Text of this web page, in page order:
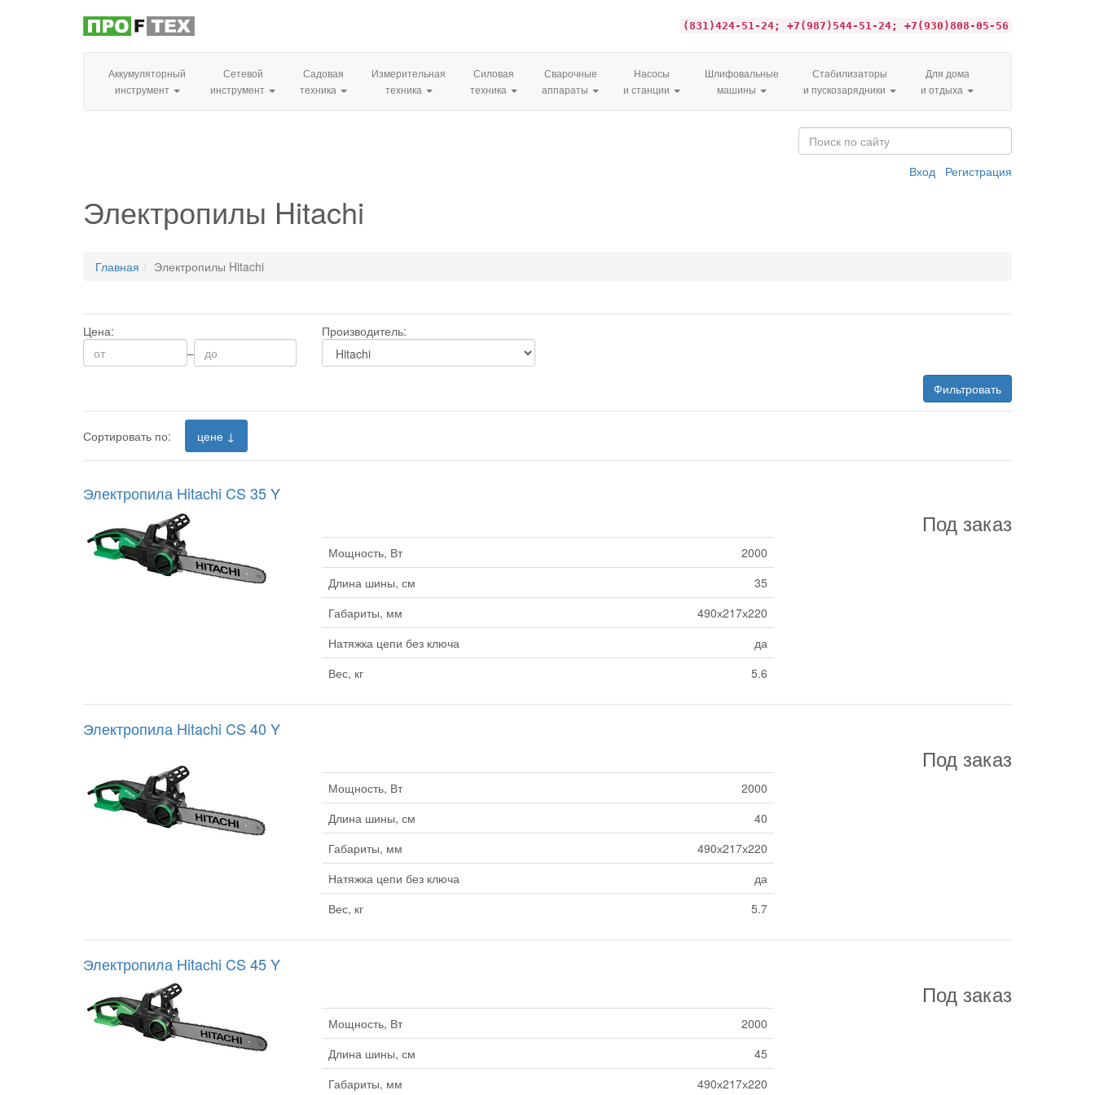
(831)424-51-24; +7(987)544-51-24; +7(930)808-05-56
Аккумуляторный
инструмент
Сетевой
инструмент
Садовая
техника
Измерительная
техника
Силовая
техника
Сварочные
аппараты
Насосы
и станции
Шлифовальные
машины
Стабилизаторы
и пускозарядники
Для дома
и отдыха
Вход Регистрация
Электропилы Hitachi
Главная Электропилы Hitachi
Цена:
–
Производитель:
Фильтровать
Сортировать по: цене ↓
Электропила Hitachi CS 35 Y
Под заказ
Мощность, Вт
2000
Длина шины, см
35
Габариты, мм
490х217х220
Натяжка цепи без ключа
да
Вес, кг
5.6
Электропила Hitachi CS 40 Y
Под заказ
Мощность, Вт
2000
Длина шины, см
40
Габариты, мм
490х217х220
Натяжка цепи без ключа
да
Вес, кг
5.7
Электропила Hitachi CS 45 Y
Под заказ
Мощность, Вт
2000
Длина шины, см
45
Габариты, мм
490х217х220